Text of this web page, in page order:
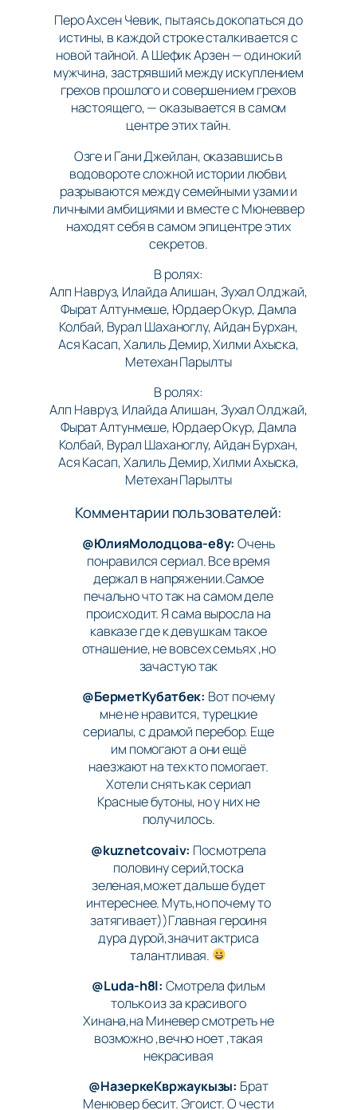
Перо Ахсен Чевик, пытаясь докопаться до
истины, в каждой строке сталкивается с
новой тайной. А Шефик Арзен — одинокий
мужчина, застрявший между искуплением
грехов прошлого и совершением грехов
настоящего, — оказывается в самом
центре этих тайн.
Озге и Гани Джейлан, оказавшись в
водовороте сложной истории любви,
разрываются между семейными узами и
личными амбициями и вместе с Мюневвер
находят себя в самом эпицентре этих
секретов.
В ролях:
Алп Навруз, Илайда Алишан, Зухал Олджай,
Фырат Алтунмешe, Юрдаер Окур, Дамла
Колбай, Вурал Шаханоглу, Айдан Бурхан,
Ася Касап, Халиль Демир, Хилми Ахыска,
Метехан Парылты
В ролях:
Алп Навруз, Илайда Алишан, Зухал Олджай,
Фырат Алтунмешe, Юрдаер Окур, Дамла
Колбай, Вурал Шаханоглу, Айдан Бурхан,
Ася Касап, Халиль Демир, Хилми Ахыска,
Метехан Парылты
Комментарии пользователей:
@ЮлияМолодцова-е8у: Очень
понравился сериал. Все время
держал в напряжении.Самое
печально что так на самом деле
происходит. Я сама выросла на
кавказе где к девушкам такое
отнашение, не вовсех семьях ,но
зачастую так
@БерметКубатбек: Вот почему
мне не нравится, турецкие
сериалы, с драмой перебор. Еще
им помогают а они ещё
наезжают на тех кто помогает.
Хотели снять как сериал
Красные бутоны, но у них не
получилось.
@kuznetcovaiv: Посмотрела
половину серий,тоска
зеленая,может дальше будет
интереснее. Муть,но почему то
затягивает))Главная героиня
дура дурой,значит актриса
талантливая.
@Luda-h8l: Смотрела фильм
только из за красивого
Хинана,на Миневер смотреть не
возможно ,вечно ноет ,такая
некрасивая
@НазеркеКвржаукызы: Брат
Менювер бесит. Эгоист. О чести